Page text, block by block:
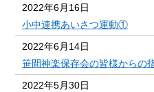
2022年6月16日
小中連携あいさつ運動①
2022年6月14日
笹間神楽保存会の皆様からの
2022年5月30日